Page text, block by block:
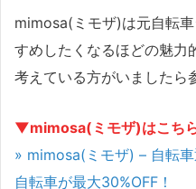
mimosa(ミモザ)は元自転
すめしたくなるほどの魅力
考えている方がいましたら
▼mimosa(ミモザ)はこち
» mimosa(ミモザ) – 自転
自転車が最大30%OFF！